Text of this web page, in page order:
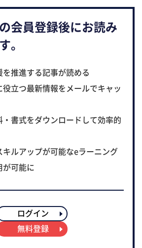
会員登録後にお読み
。
推進する記事が読める
立つ最新情報をメールでキャッ
書式をダウンロードして効率的
キルアップが可能なeラーニング
が可能に
ログイン
無料登録